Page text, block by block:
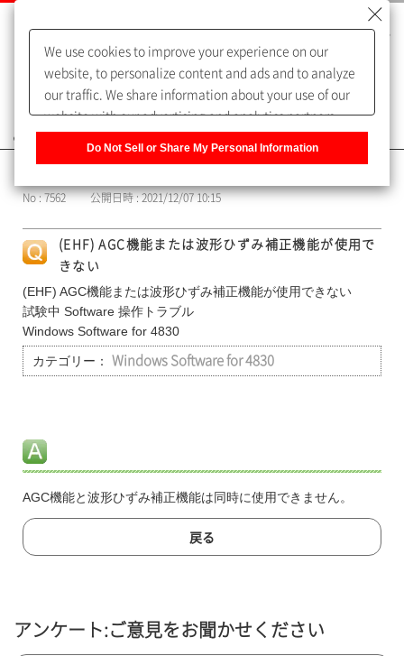
よくあるご質問（FAQ）
No : 7562 公開日時 : 2021/12/07 10:15
(EHF) AGC機能または波形ひずみ補正機能が使用で
きない
(EHF) AGC機能または波形ひずみ補正機能が使用できない
試験中 Software 操作トラブル
Windows Software for 4830
カテゴリー： Windows Software for 4830
AGC機能と波形ひずみ補正機能は同時に使用できません。
戻る
アンケート:ご意見をお聞かせください
We use cookies to improve your experience on our
website, to personalize content and ads and to analyze
our traffic. We share information about your use of our
website with our advertising and analytics partners,
of our sharing information about you with our partners.
Information] to customize your cookie settings on our
website.Privacy Policy
Do Not Sell or Share My Personal Information